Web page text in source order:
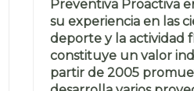
Preventiva Proactiva
su experiencia en las
deporte y la actividad
constituye un valor
partir de 2005